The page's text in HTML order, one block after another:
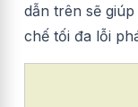
dẫn trên sẽ
chế tối đa lỗi